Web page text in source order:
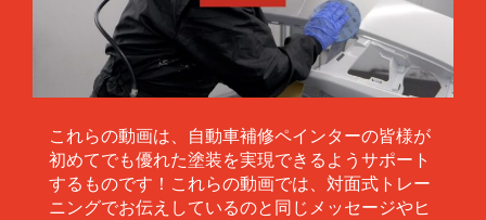
これらの動画は、自動車補修ペインターの皆様が
初めてでも優れた塗装を実現できるようサポート
するものです！これらの動画では、対面式トレー
ニングでお伝えしているのと同じメッセージやヒ